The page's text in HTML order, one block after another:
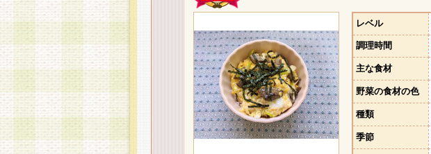
レベル
調理時間
主な食材
野菜の食材の色
種類
季節